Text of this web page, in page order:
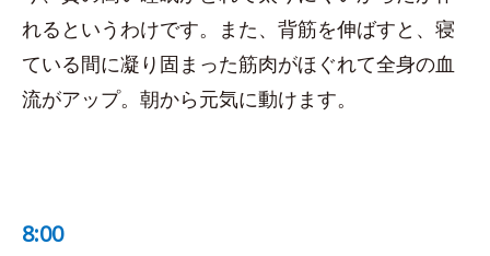
れるというわけです。また、背筋を伸ばすと、寝
ている間に凝り固まった筋肉がほぐれて全身の血
流がアップ。朝から元気に動けます。
8:00